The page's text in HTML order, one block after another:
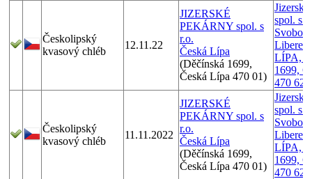
Českolipský
kvasový chléb
12.11.22
JIZERSKÉ
PEKÁRNY spol. s
r.o.
Česká Lípa
(Děčínská 1699,
Česká Lípa 470 01)
spol. s
Liberec
LÍPA,
1699,
470 62
Českolipský
kvasový chléb
11.11.2022
JIZERSKÉ
PEKÁRNY spol. s
r.o.
Česká Lípa
(Děčínská 1699,
Česká Lípa 470 01)
spol. s
Liberec
LÍPA,
1699,
470 62